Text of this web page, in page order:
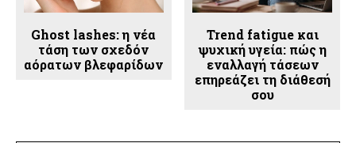
Ghost lashes: η νέα
τάση των σχεδόν
αόρατων βλεφαρίδων
Trend fatigue και
ψυχική υγεία: πώς η
εναλλαγή τάσεων
επηρεάζει τη διάθεσή
σου